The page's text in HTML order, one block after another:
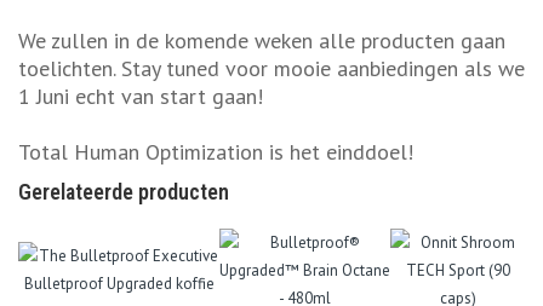
We zullen in de komende weken alle producten gaan
toelichten. Stay tuned voor mooie aanbiedingen als we
1 Juni echt van start gaan!
Total Human Optimization is het einddoel!
Gerelateerde producten